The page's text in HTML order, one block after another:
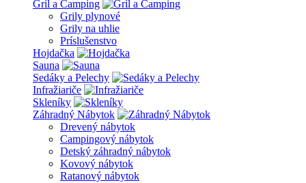
Gril a Camping
Grily plynové
Grily na uhlie
Príslušenstvo
Hojdačka
Sauna
Sedáky a Pelechy
Infražiariče
Skleníky
Záhradný Nábytok
Drevený nábytok
Campingový nábytok
Detský záhradný nábytok
Kovový nábytok
Ratanový nábytok